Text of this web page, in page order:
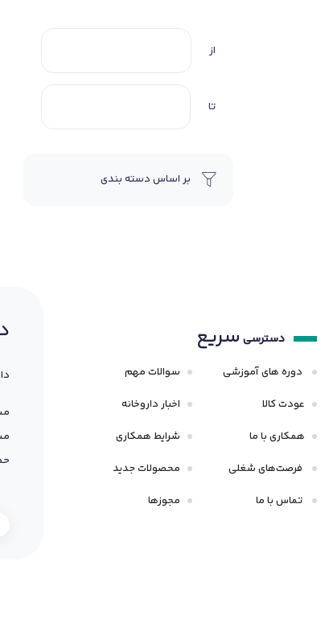
از
تا
بر اساس دسته بندی
دسترسی سریع
دوره های آموزشی
عودت کالا
همکاری با ما
فرصت‌های شغلی
تماس با ما
سوالات مهم
اخبار داروخانه
شرایط همکاری
محصولات جدید
مجوزها